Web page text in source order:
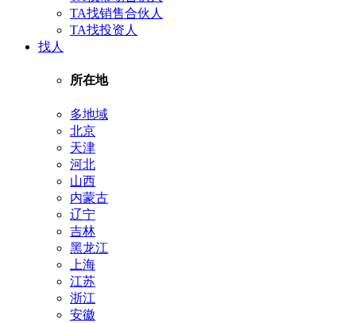
TA找销售合伙人
TA找投资人
找人
所在地
多地域
北京
天津
河北
山西
内蒙古
辽宁
吉林
黑龙江
上海
江苏
浙江
安徽